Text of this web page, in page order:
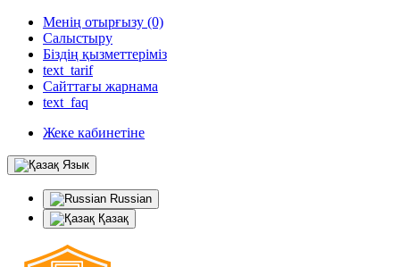
Менің отырғызу (0)
Салыстыру
Біздің қызметтеріміз
text_tarif
Сайттағы жарнама
text_faq
Жеке кабинетіне
Язык
Russian
Қазақ